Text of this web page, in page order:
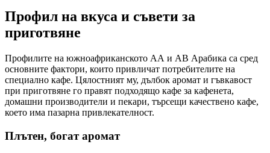
Профил на вкуса и съвети за
приготвяне
Профилите на южноафриканското АА и АВ Арабика са сред
основните фактори, които привличат потребителите на
специално кафе. Цялостният му, дълбок аромат и гъвкавост
при приготвяне го правят подходящо кафе за кафенета,
домашни производители и пекари, търсещи качествено кафе,
което има пазарна привлекателност.
Плътен, богат аромат